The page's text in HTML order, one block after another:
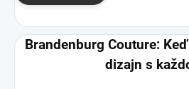
Brandenburg Couture:
dizajn s